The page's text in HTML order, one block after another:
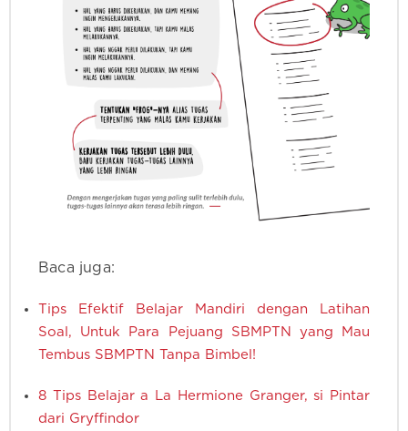
Baca juga:
Tips Efektif Belajar Mandiri dengan Latihan
Soal, Untuk Para Pejuang SBMPTN yang Mau
Tembus SBMPTN Tanpa Bimbel!
8 Tips Belajar a La Hermione Granger, si Pintar
dari Gryffindor